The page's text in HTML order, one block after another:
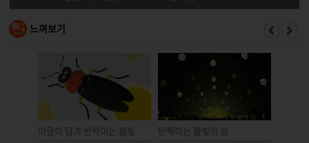
느껴보기
마음이 담겨 반짝이는 불빛 반짝이는 불빛의 밤